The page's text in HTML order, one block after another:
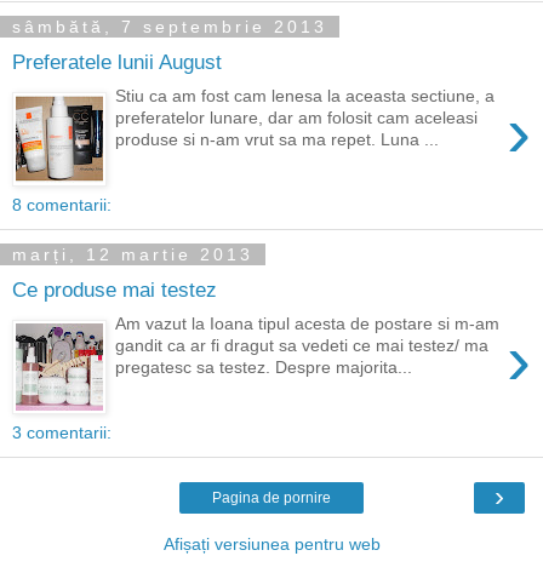
sâmbătă, 7 septembrie 2013
Preferatele lunii August
›
Stiu ca am fost cam lenesa la aceasta sectiune, a
preferatelor lunare, dar am folosit cam aceleasi
produse si n-am vrut sa ma repet. Luna ...
8 comentarii:
marți, 12 martie 2013
Ce produse mai testez
›
Am vazut la Ioana tipul acesta de postare si m-am
gandit ca ar fi dragut sa vedeti ce mai testez/ ma
pregatesc sa testez. Despre majorita...
3 comentarii:
›
Pagina de pornire
Afișați versiunea pentru web